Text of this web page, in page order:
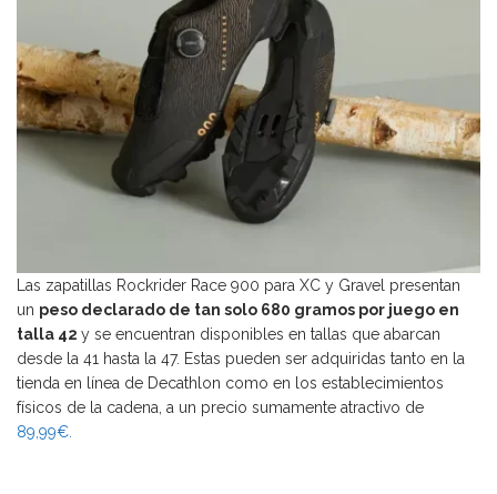
Las zapatillas Rockrider Race 900 para XC y Gravel presentan
un peso declarado de tan solo 680 gramos por juego en
talla 42 y se encuentran disponibles en tallas que abarcan
desde la 41 hasta la 47. Estas pueden ser adquiridas tanto en la
tienda en línea de Decathlon como en los establecimientos
físicos de la cadena, a un precio sumamente atractivo de
89,99€.